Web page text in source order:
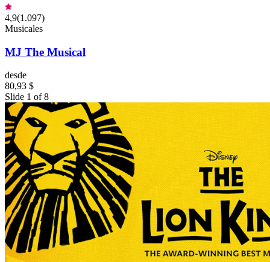
4,9(1.097)
Musicales
MJ The Musical
desde
80,93 $
Slide 1 of 8